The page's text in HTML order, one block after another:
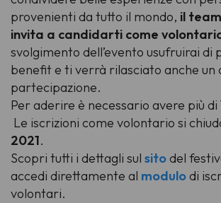
provenienti da tutto il mondo, il
invita a candidarti come
svolgimento dell’evento usufruirai di
benefit e ti verrà rilasciato anche
partecipazione.
Per aderire è necessario avere più di
Le iscrizioni come volontario si
2021.
Scopri tutti i dettagli sul sitodel
accedi direttamente al modulodi
volontari.